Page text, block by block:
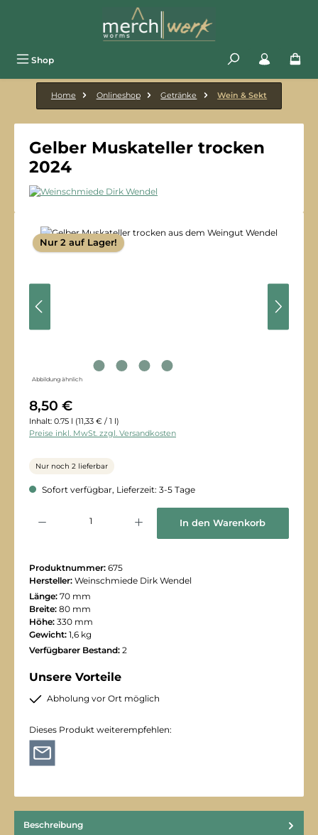
Shop
Home Onlineshop Getränke Wein & Sekt
Gelber Muskateller trocken
2024
Bildergalerie überspringen
Nur 2 auf Lager!
Abbildung ähnlich
8,50 €
Inhalt: 0.75 l (11,33 € / 1 l)
Preise inkl. MwSt. zzgl. Versandkosten
Nur noch 2 lieferbar
Sofort verfügbar, Lieferzeit: 3-5 Tage
In den Warenkorb
Produktnummer: 675
Hersteller: Weinschmiede Dirk Wendel
Länge: 70 mm
Breite: 80 mm
Höhe: 330 mm
Gewicht: 1,6 kg
Verfügbarer Bestand: 2
Unsere Vorteile
Abholung vor Ort möglich
Dieses Produkt weiterempfehlen:
Beschreibung